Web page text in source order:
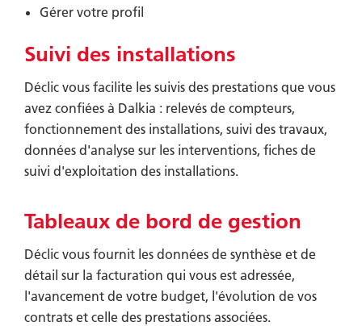
Gérer votre profil
Suivi des installations
Déclic vous facilite les suivis des prestations que vous
avez confiées à Dalkia : relevés de compteurs,
fonctionnement des installations, suivi des travaux,
données d'analyse sur les interventions, fiches de
suivi d'exploitation des installations.
Tableaux de bord de gestion
Déclic vous fournit les données de synthèse et de
détail sur la facturation qui vous est adressée,
l'avancement de votre budget, l'évolution de vos
contrats et celle des prestations associées.